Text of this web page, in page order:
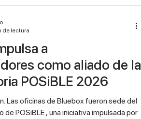
a
como aliado de la
POSiBLE 2026
de Bluebox fueron sede del
POSiBLE , una iniciativa impulsada por
de lectura